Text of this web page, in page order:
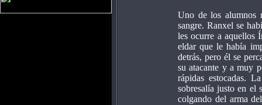
Uno de los alumnos
sangre. Ranxel se
les ocurre a aquellos
eldar que le había
detrás, pero él se
su atacante y a muy
rápidas estocadas.
sobresalía justo en el
colgando del arma